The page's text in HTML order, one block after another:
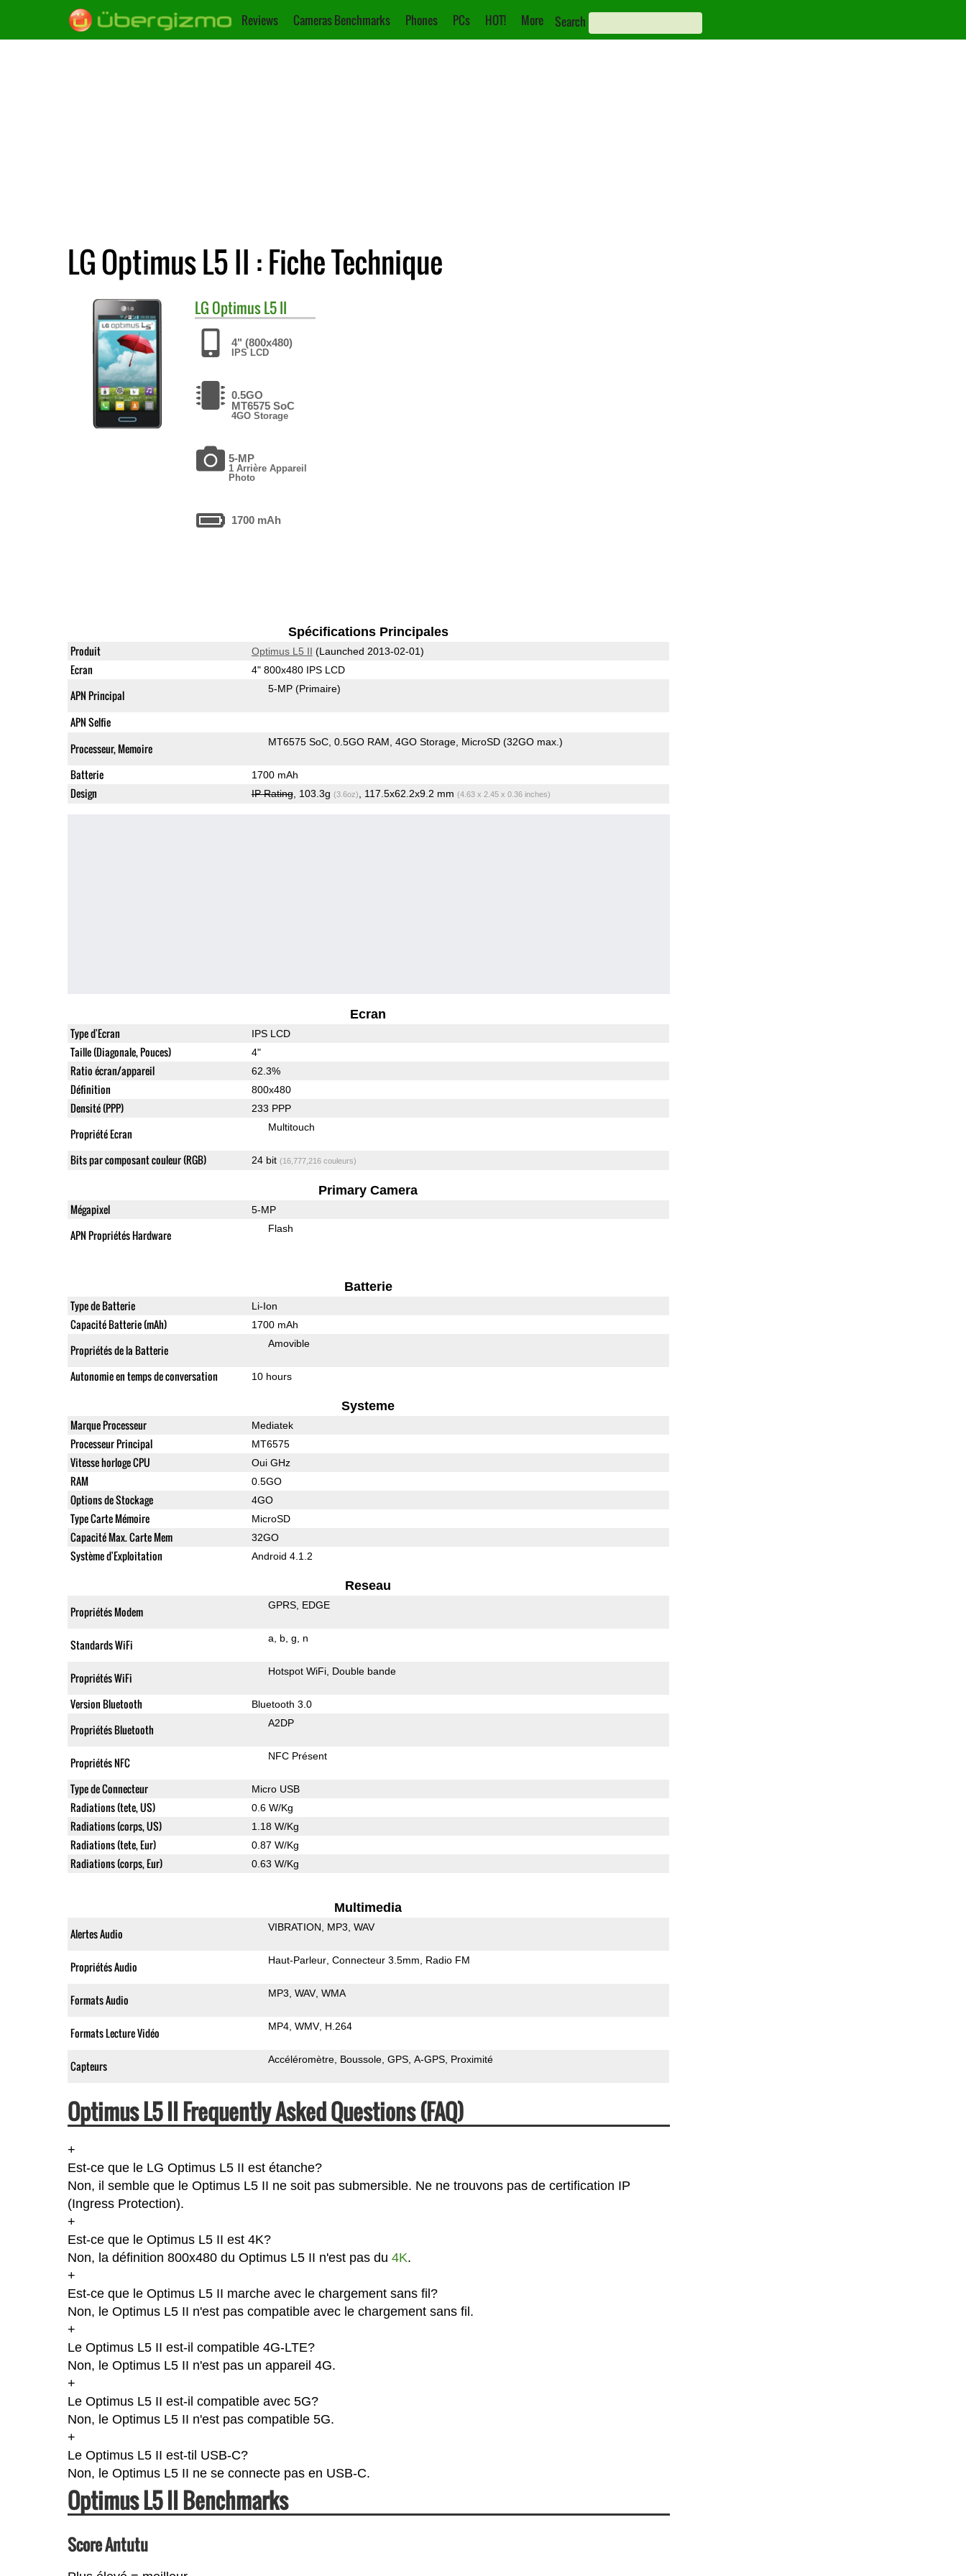
Reviews Cameras Benchmarks Phones PCs HOT! More Search
LG Optimus L5 II : Fiche Technique
LG Optimus L5 II
4" (800x480)
IPS LCD
0.5GO
MT6575 SoC
4GO Storage
5-MP
1 Arrière Appareil
Photo
1700 mAh
Spécifications Principales
Produit Optimus L5 II (Launched 2013-02-01)
Ecran 4" 800x480 IPS LCD
APN Principal 5-MP (Primaire)
APN Selfie
Processeur, Memoire
MT6575 SoC 0.5GO RAM 4GO Storage MicroSD (32GO max.)
Batterie 1700 mAh
Design IP Rating, 103.3g (3.6oz) , 117.5x62.2x9.2 mm (4.63 x 2.45 x 0.36 inches)
Ecran
Type d'Ecran IPS LCD
Taille (Diagonale, Pouces) 4"
Ratio écran/appareil 62.3%
Définition 800x480
Densité (PPP) 233 PPP
Propriété Ecran Multitouch
Bits par composant couleur (RGB) 24 bit (16,777,216 couleurs)
Primary Camera
Mégapixel 5-MP
APN Propriétés Hardware Flash
Batterie
Type de Batterie Li-Ion
Capacité Batterie (mAh) 1700 mAh
Propriétés de la Batterie Amovible
Autonomie en temps de conversation 10 hours
Systeme
Marque Processeur Mediatek
Processeur Principal MT6575
Vitesse horloge CPU Oui GHz
RAM 0.5GO
Options de Stockage 4GO
Type Carte Mémoire MicroSD
Capacité Max. Carte Mem 32GO
Système d'Exploitation Android 4.1.2
Reseau
Propriétés Modem GPRS EDGE
Standards WiFi a b g n
Propriétés WiFi Hotspot WiFi Double bande
Version Bluetooth Bluetooth 3.0
Propriétés Bluetooth A2DP
Propriétés NFC NFC Présent
Type de Connecteur Micro USB
Radiations (tete, US) 0.6 W/Kg
Radiations (corps, US) 1.18 W/Kg
Radiations (tete, Eur) 0.87 W/Kg
Radiations (corps, Eur) 0.63 W/Kg
Multimedia
Alertes Audio VIBRATION MP3 WAV
Propriétés Audio Haut-Parleur Connecteur 3.5mm Radio FM
Formats Audio MP3 WAV WMA
Formats Lecture Vidéo MP4 WMV H.264
Capteurs Accéléromètre Boussole GPS A-GPS Proximité
Optimus L5 II Frequently Asked Questions (FAQ)
+
Est-ce que le LG Optimus L5 II est étanche?
Non, il semble que le Optimus L5 II ne soit pas submersible. Ne ne trouvons pas de certification IP
(Ingress Protection).
+
Est-ce que le Optimus L5 II est 4K?
Non, la définition 800x480 du Optimus L5 II n'est pas du 4K.
+
Est-ce que le Optimus L5 II marche avec le chargement sans fil?
Non, le Optimus L5 II n'est pas compatible avec le chargement sans fil.
+
Le Optimus L5 II est-il compatible 4G-LTE?
Non, le Optimus L5 II n'est pas un appareil 4G.
+
Le Optimus L5 II est-il compatible avec 5G?
Non, le Optimus L5 II n'est pas compatible 5G.
+
Le Optimus L5 II est-til USB-C?
Non, le Optimus L5 II ne se connecte pas en USB-C.
Optimus L5 II Benchmarks
Score Antutu